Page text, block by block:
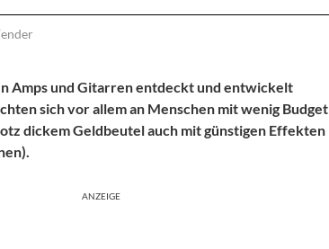
Amps und Gitarren entdeckt und entwickelt
sich vor allem an Menschen mit wenig Budget
dickem Geldbeutel auch mit günstigen Effekten
ANZEIGE